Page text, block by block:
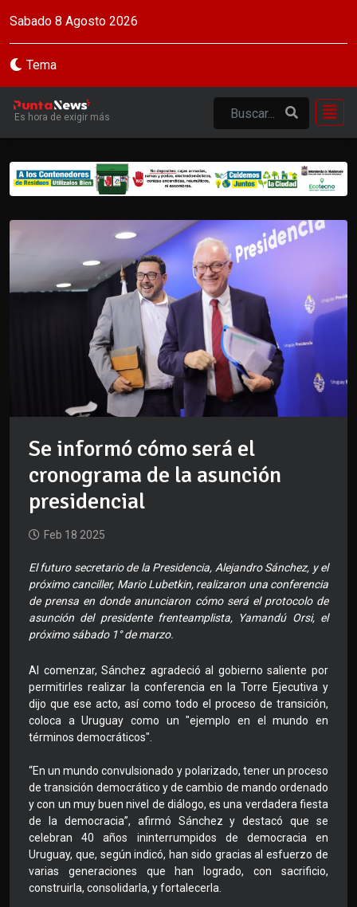
Sabado 8 Agosto 2026
Tema
Es hora de exigir más
Se informó cómo será el
cronograma de la asunción
presidencial
Feb 18 2025
El futuro secretario de la Presidencia, Alejandro Sánchez, y el
próximo canciller, Mario Lubetkin, realizaron una conferencia
de prensa en donde anunciaron cómo será el protocolo de
asunción del presidente frenteamplista, Yamandú Orsi, el
próximo sábado 1° de marzo.
Al comenzar, Sánchez agradeció al gobierno saliente por
permitirles realizar la conferencia en la Torre Ejecutiva y
dijo que ese acto, así como todo el proceso de transición,
coloca a Uruguay como un "ejemplo en el mundo en
términos democráticos".
“En un mundo convulsionado y polarizado, tener un proceso
de transición democrático y de cambio de mando ordenado
y con un muy buen nivel de diálogo, es una verdadera fiesta
de la democracia”, afirmó Sánchez y destacó que se
celebran 40 años ininterrumpidos de democracia en
Uruguay, que, según indicó, han sido gracias al esfuerzo de
varias generaciones que han logrado, con sacrificio,
construirla, consolidarla, y fortalecerla.